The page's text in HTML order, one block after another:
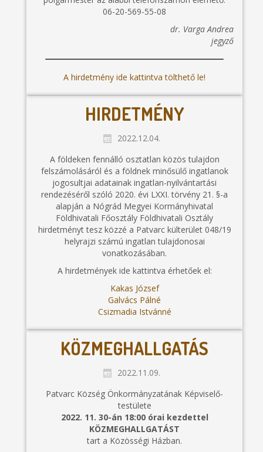
06-20-569-55-08
dr. Varga Andrea
jegyző
A hirdetmény ide kattintva tölthető le!
HIRDETMÉNY
2022.12.04.
A földeken fennálló osztatlan közös tulajdon
felszámolásáról és a földnek minősülő ingatlanok
jogosultjai adatainak ingatlan-nyilvántartási
rendezéséről szóló 2020. évi LXXI. törvény 21. §-a
alapján a Nógrád Megyei Kormányhivatal
Földhivatali Főosztály Földhivatali Osztály
hirdetményt tesz közzé a Patvarc külterület 048/19
helyrajzi számú ingatlan tulajdonosai
vonatkozásában.
A hirdetmények ide kattintva érhetőek el:
Kakas József
Galvács Pálné
Csizmadia Istvánné
KÖZMEGHALLGATÁS
2022.11.09.
Patvarc Község Önkormányzatának Képviselő-
testülete
2022. 11. 30-án 18:00 órai kezdettel
KÖZMEGHALLGATÁST
tart a Közösségi Házban.